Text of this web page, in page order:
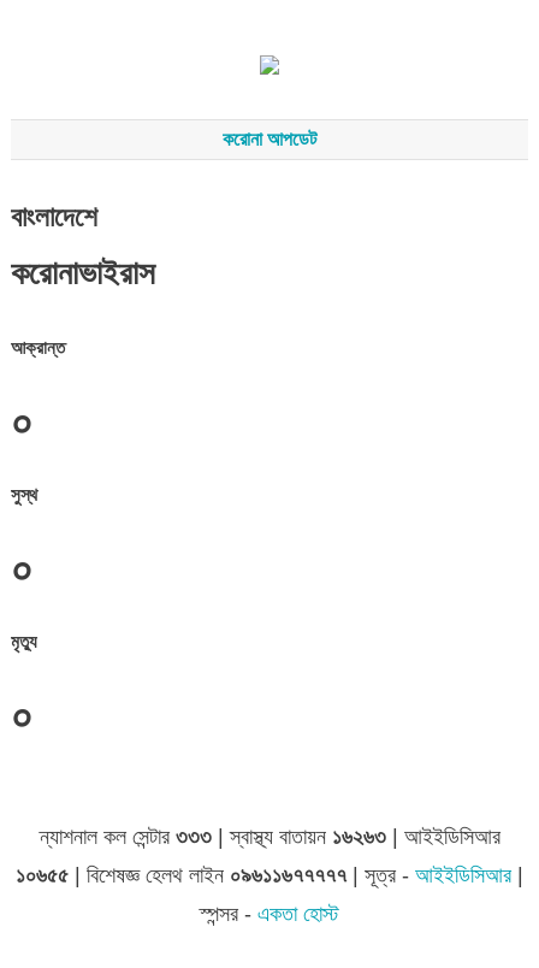
করোনা আপডেট
বাংলাদেশে
করোনাভাইরাস
আক্রান্ত
০
সুস্থ
০
মৃত্যু
০
ন্যাশনাল কল সেন্টার ৩৩৩| স্বাস্থ্য বাতায়ন ১৬২৬৩| আইইডিসিআর
১০৬৫৫ | বিশেষজ্ঞ হেলথ লাইন ০৯৬১১৬৭৭৭৭৭| সূত্র - আইইডিসিআর|
স্পন্সর - একতা হোস্ট